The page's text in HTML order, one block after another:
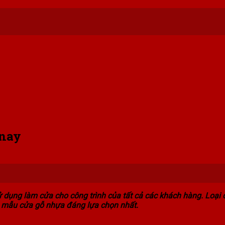
làm cửa cho công trình của tất cả các khách hàng. Loại
cửa gỗ nhựa đáng lựa chọn nhất.